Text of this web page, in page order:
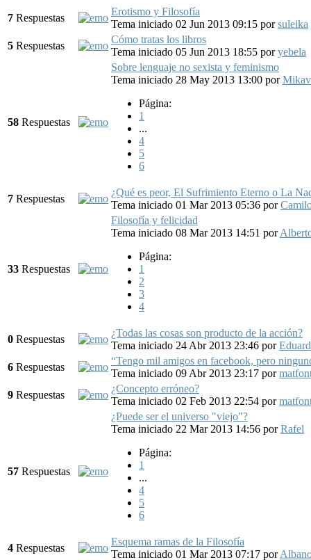
7 Respuestas
Erotismo y Filosofía
Tema iniciado 02 Jun 2013 09:15 porsuleika
5 Respuestas
Cómo tratas los libros
Tema iniciado 05 Jun 2013 18:55 poryebela
58 Respuestas
Sobre lenguaje no sexista y feminismo
Tema iniciado 28 May 2013 13:00 por
Página:
1
...
4
5
6
7 Respuestas
¿Qué es peor, El Sufrimiento Eterno o La
Tema iniciado 01 Mar 2013 05:36 por
33 Respuestas
Filosofía y felicidad
Tema iniciado 08 Mar 2013 14:51 por
Página:
1
2
3
4
0 Respuestas
¿Todas las cosas son producto de la acción?
Tema iniciado 24 Abr 2013 23:46 por
6 Respuestas
“Tengo mil amigos en facebook, pero
Tema iniciado 09 Abr 2013 23:17 por
9 Respuestas
¿Concepto erróneo?
Tema iniciado 02 Feb 2013 22:54 por
57 Respuestas
¿Puede ser el universo "viejo"?
Tema iniciado 22 Mar 2013 14:56 porRafel
Página:
1
...
4
5
6
4 Respuestas
Esquema ramas de la Filosofía
Tema iniciado 01 Mar 2013 07:17 por